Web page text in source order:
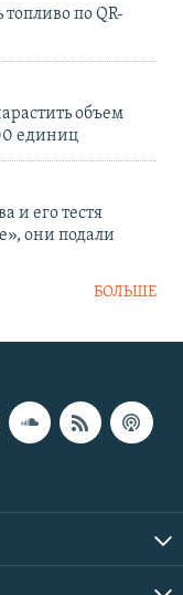
топливо по QR-
объем
единиц
и его тестя
они подали
БОЛЬШЕ